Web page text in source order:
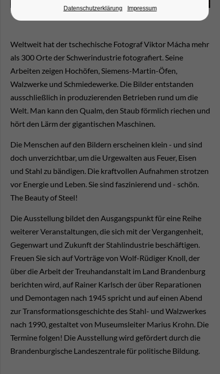
Weltweit hat der tschechische Fotograf Viktor Mácha mehr
als 300 Orte der Schwerindustrie fotografiert. Seine
Arbeiten zeigen Hochöfen, Siemens-Martin-Öfen,
Walzwerke und Schmiedewerke. Die Bilder entstanden
ausschließlich in produzierenden Betrieben rund um die
Welt. Man kann den Qualm, den Staub förmlich riechen und
hört den Lärm der gigantischen Maschinen.
Die Menschen auf den Bildern erscheinen klein - und sind
doch unverzichtbar, um die Urgewalten aus Feuer, Eisen
und Stahl zu bändigen. Die kraftvollen Aufnahmen strotzen
vor Energie und Leben. Sie sind faszinierend und - schön.
The Beauty of Steel!
Die Ausstellung bildet den Ausgangspunkt für eine Reihe
weiterer Veranstaltungen, die sich mit der Vergangenheit,
Gegenwart und Zukunft der Stahlindustrie beschäftigen.
Freuen Sie sich auf Vorträge von Wolf-Rüdiger Knoll, der
über die Arbeit der Treuhandanstalt im Land Brandenburg
berichten wird, auf Rainer Karlsch der über Reparationen
und Demontagen nach 1945 spricht und auf einen Abend
zur Transformationsgeschichte des Stahl- und Walzwerkes
nach 1990, gestaltet von Museumsleiter Marius Krohn. Die
Termine folgen! Die Ausstellung wird gefördert durch die
Brandenburgische Landeszentrale für politische Bildung.
Datenschutzerklärung Impressum